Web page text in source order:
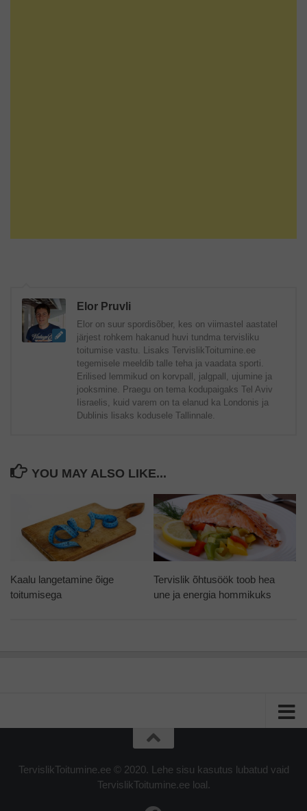
Elor Pruvli
Elor on suur spordisõber, kes on viimastel aastatel
järjest rohkem hakanud huvi tundma tervisliku
toitumise vastu. Lisaks TervislikToitumine.ee
tegemisele meeldib talle teha ja vaadata sporti.
Erilised lemmikud on korvpall, jalgpall, ujumine ja
jooksmine. Praegu on tema kodupaigaks Tel Aviv
Iisraelis, kuid varem on ta elanud ka Londonis ja
Dublinis lisaks kodusele Tallinnale.
YOU MAY ALSO LIKE...
Kaalu langetamine õige
toitumisega
Tervislik õhtusöök toob hea
une ja energia hommikuks
TervislikToitumine.ee © 2020. Lehe sisu kasutus lubatud vaid
TervislikToitumine.ee loal.